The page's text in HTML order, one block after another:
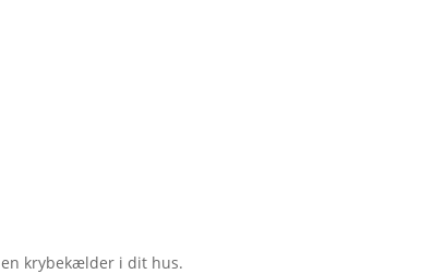
krybekælder i dit hus.